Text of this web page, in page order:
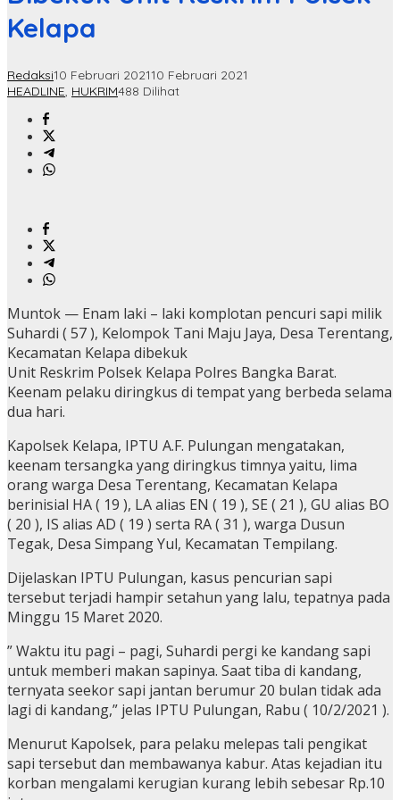
Kelapa
Redaksi10 Februari 202110 Februari 2021
HEADLINE, HUKRIM488 Dilihat
Muntok — Enam laki – laki komplotan pencuri sapi milik
Suhardi ( 57 ), Kelompok Tani Maju Jaya, Desa Terentang,
Kecamatan Kelapa dibekuk
Unit Reskrim Polsek Kelapa Polres Bangka Barat.
Keenam pelaku diringkus di tempat yang berbeda selama
dua hari.
Kapolsek Kelapa, IPTU A.F. Pulungan mengatakan,
keenam tersangka yang diringkus timnya yaitu, lima
orang warga Desa Terentang, Kecamatan Kelapa
berinisial HA ( 19 ), LA alias EN ( 19 ), SE ( 21 ), GU alias BO
( 20 ), IS alias AD ( 19 ) serta RA ( 31 ), warga Dusun
Tegak, Desa Simpang Yul, Kecamatan Tempilang.
Dijelaskan IPTU Pulungan, kasus pencurian sapi
tersebut terjadi hampir setahun yang lalu, tepatnya pada
Minggu 15 Maret 2020.
” Waktu itu pagi – pagi, Suhardi pergi ke kandang sapi
untuk memberi makan sapinya. Saat tiba di kandang,
ternyata seekor sapi jantan berumur 20 bulan tidak ada
lagi di kandang,” jelas IPTU Pulungan, Rabu ( 10/2/2021 ).
Menurut Kapolsek, para pelaku melepas tali pengikat
sapi tersebut dan membawanya kabur. Atas kejadian itu
korban mengalami kerugian kurang lebih sebesar Rp.10